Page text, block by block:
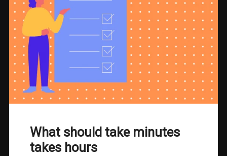
What should take minutes
takes hours